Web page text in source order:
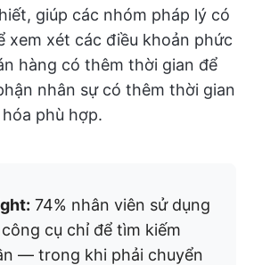
giúp các nhóm pháp lý có
xem xét các điều khoản phức
hàng có thêm thời gian để
nhân sự có thêm thời gian
phù hợp.
74% nhân viên sử dụng
cụ chỉ để tìm kiếm
— trong khi phải chuyển